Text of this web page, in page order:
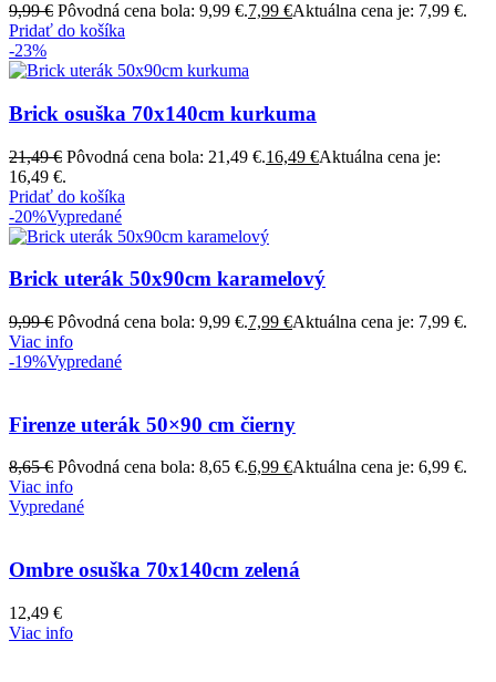
9,99€ Pôvodná cena bola: 9,99 €.7,99 €Aktuálna cena je: 7,99 €.
Pridať do košíka
-23%
Brick osuška 70x140cm kurkuma
21,49€ Pôvodná cena bola: 21,49 €.16,49 €Aktuálna cena je:
16,49 €.
Pridať do košíka
-20%Vypredané
Brick uterák 50x90cm karamelový
9,99€ Pôvodná cena bola: 9,99 €.7,99 €Aktuálna cena je: 7,99 €.
Viac info
-19%Vypredané
Firenze uterák 50×90 cm čierny
8,65€ Pôvodná cena bola: 8,65 €.6,99 €Aktuálna cena je: 6,99 €.
Viac info
Vypredané
Ombre osuška 70x140cm zelená
12,49 €
Viac info